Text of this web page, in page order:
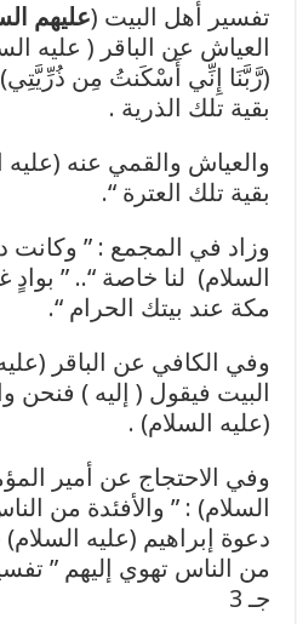
تفسير أهل البيت (عليهم
العياش عن الباقر ( عليه
(رَّبَّنَا إِنِّي أَسْكَنتُ مِن
بقية تلك الذرية .
والعياش والقمي عنه (عليه
بقية تلك العترة “.
وزاد في المجمع : ” وكانت
السلام) لنا خاصة “.. ”
مكة عند بيتك الحرام “.
وفي الكافي عن الباقر
البيت فيقول ( إليه ) فنحن
(عليه السلام) .
وفي الاحتجاج عن أمير
السلام) : ” والأفئدة من
دعوة إبراهيم (عليه
جـ 3